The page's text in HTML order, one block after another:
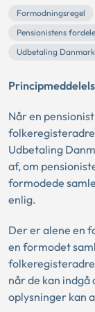
Formodningsregel
Pensionistens fordele
Udbetaling Danmark
Når en
Udbetaling
af, om
formodede
enlig.
Der er alene en
en formodet
når de kan
oplysninger kan